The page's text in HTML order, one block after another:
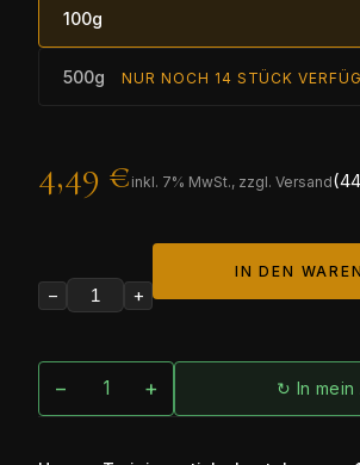
100g
500g NUR NOCH 14 STÜCK
4,49 € inkl. 7% MwSt., zzgl. Versand
− +
IN DEN
− + ↻ In mein